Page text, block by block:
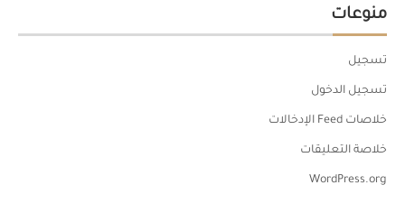
منوعات
تسجيل
تسجيل الدخول
خلاصات Feed الإدخالات
خلاصة التعليقات
WordPress.org